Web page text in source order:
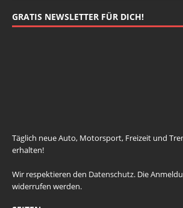
GRATIS NEWSLETTER FÜR DICH!
Täglich neue Auto, Motorsport, Freizeit und
erhalten!
Wir respektieren den Datenschutz. Die
widerrufen werden.